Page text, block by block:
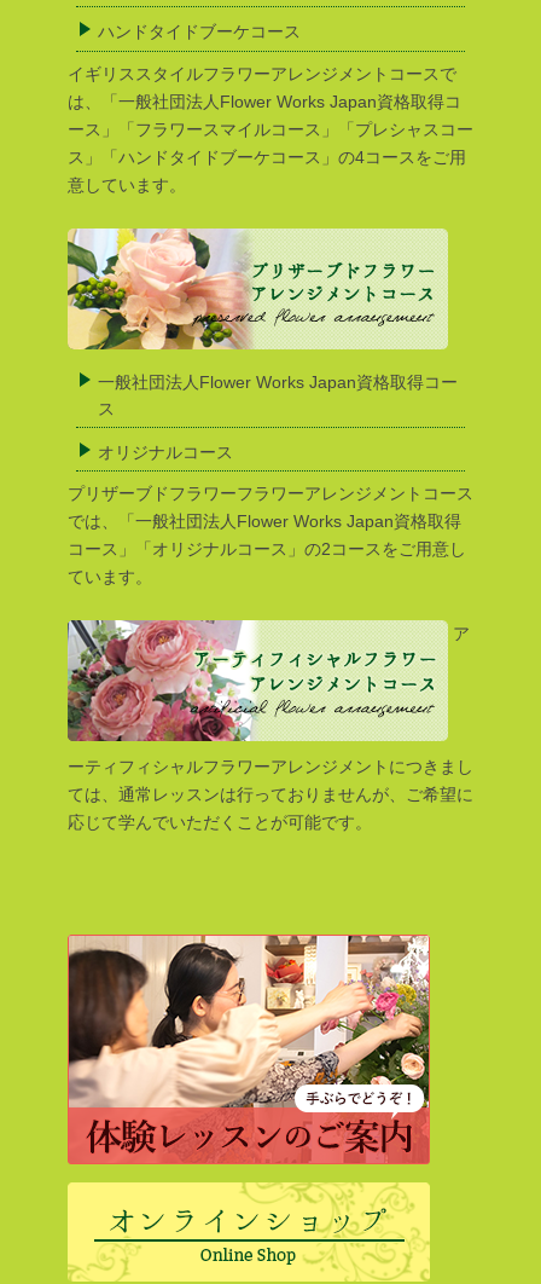
ハンドタイドブーケコース
イギリススタイルフラワーアレンジメントコースで
は、「一般社団法人Flower Works Japan資格取得コ
ース」「フラワースマイルコース」「プレシャスコー
ス」「ハンドタイドブーケコース」の4コースをご用
意しています。
一般社団法人Flower Works Japan資格取得コー
ス
オリジナルコース
プリザーブドフラワーフラワーアレンジメントコース
では、「一般社団法人Flower Works Japan資格取得
コース」「オリジナルコース」の2コースをご用意し
ています。
ア
ーティフィシャルフラワーアレンジメントにつきまし
ては、通常レッスンは行っておりませんが、ご希望に
応じて学んでいただくことが可能です。